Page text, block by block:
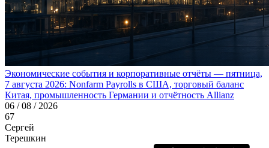
Экономические события и корпоративные отчёты — пятница,
7 августа 2026: Nonfarm Payrolls в США, торговый баланс
Китая, промышленность Германии и отчётность Allianz
06 / 08 / 2026
67
Сергей
Терешкин